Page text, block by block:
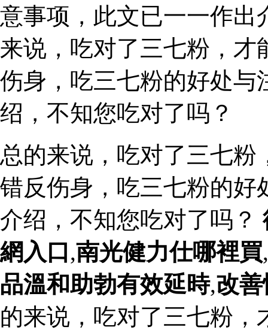
意事项，此文已一一作出
来说，吃对了三七粉，才
伤身，吃三七粉的好处与
绍，不知您吃对了吗？
总的来说，吃对了三七
错反伤身，吃三七粉的好
介绍，不知您吃对了吗？
網入口,南光健力仕哪裡買,
品溫和助勃有效延時,改
的来说，吃对了三七粉